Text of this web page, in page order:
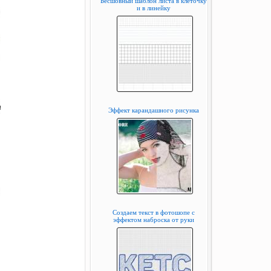
и в линейку
Эффект карандашного рисунка
Создаем текст в фотошопе с
эффектом наброска от руки